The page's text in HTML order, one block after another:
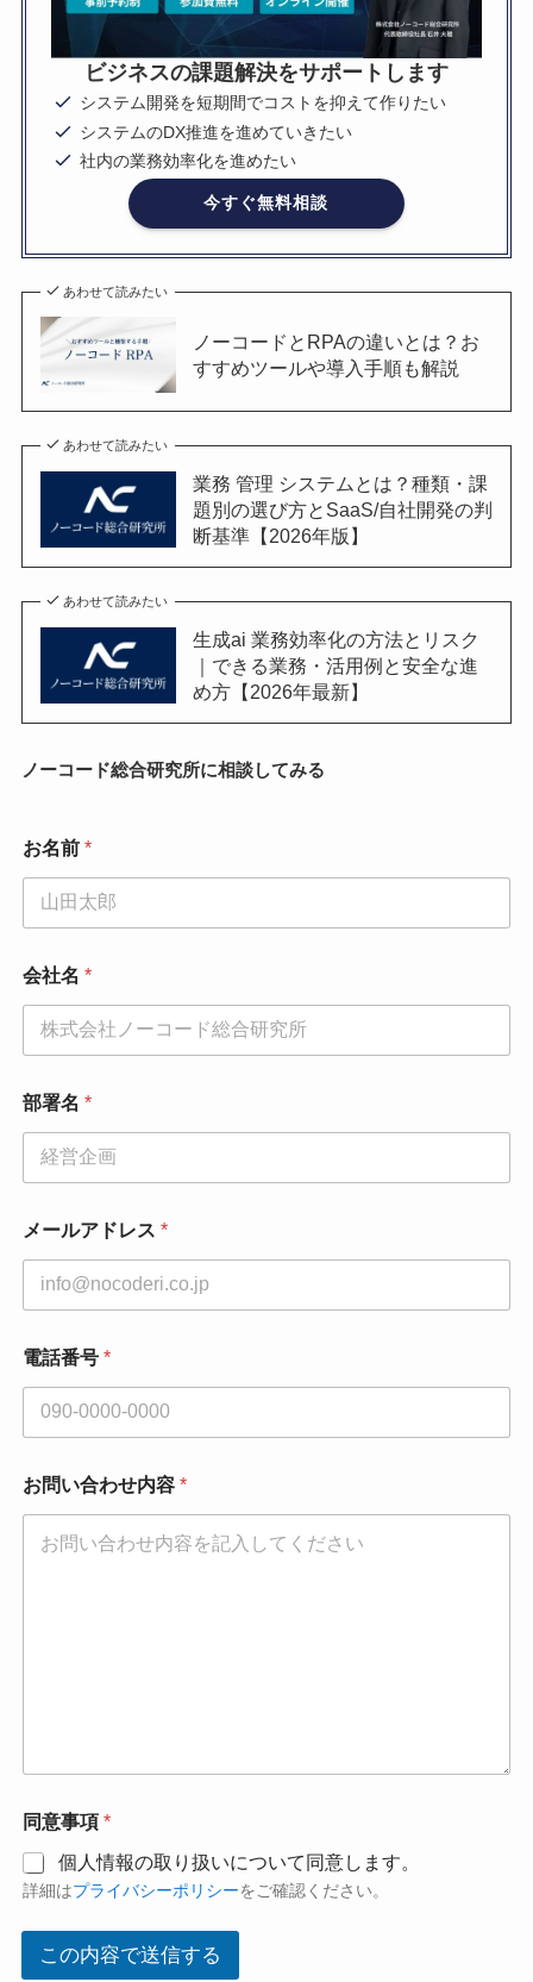
ビジネスの課題解決をサポートします
システム開発を短期間でコストを抑えて作りたい
システムのDX推進を進めていきたい
社内の業務効率化を進めたい
今すぐ無料相談
あわせて読みたい
ノーコードとRPAの違いとは？お
すすめツールや導入手順も解説
あわせて読みたい
業務 管理 システムとは？種類・課
題別の選び方とSaaS/自社開発の判
断基準【2026年版】
あわせて読みたい
生成ai 業務効率化の方法とリスク
｜できる業務・活用例と安全な進
め方【2026年最新】
ノーコード総合研究所に相談してみる
お名前 *
会社名 *
部署名 *
メールアドレス *
電話番号 *
お問い合わせ内容 *
お
問
い
合
せ
同意事項 *
個人情報の取り扱いについて同意します。
詳細はプライバシーポリシーをご確認ください。
この内容で送信する